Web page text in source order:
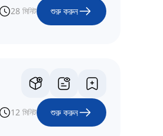
28 মিনিট শুরু করুন
12 মিনিট শুরু করুন